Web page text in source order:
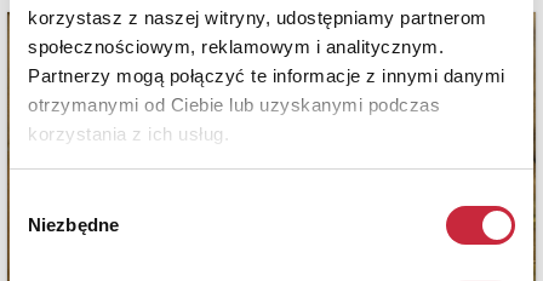
korzystasz z naszej witryny, udostępniamy partnerom
społecznościowym, reklamowym i analitycznym.
Partnerzy mogą połączyć te informacje z innymi danymi
otrzymanymi od Ciebie lub uzyskanymi podczas
korzystania z ich usług.
zgody
Niezbędne